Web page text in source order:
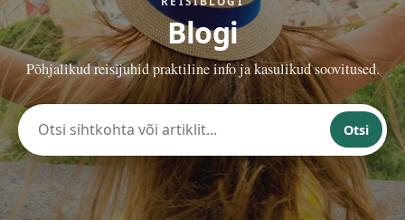
Blogi
Põhjalikud reisijuhid praktiline info ja kasulikud soovitused.
Otsi